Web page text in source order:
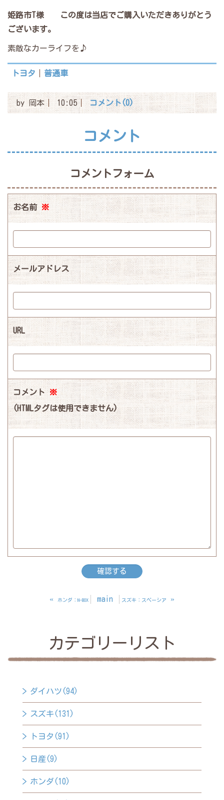
姫路市T様
この度は当店でご購入いただきありがとう
ございます。
素敵なカーライフを♪
トヨタ 普通車
by岡本 10:05 コメント(0)
コメント
コメントフォーム
お名前 ※
メールアドレス
URL
コメント※
(HTMLタグは使用できません)
« ホンダ：N-BOX main スズキ：スペーシア »
カテゴリーリスト
ダイハツ(94)
スズキ(131)
トヨタ(91)
日産(9)
ホンダ(10)